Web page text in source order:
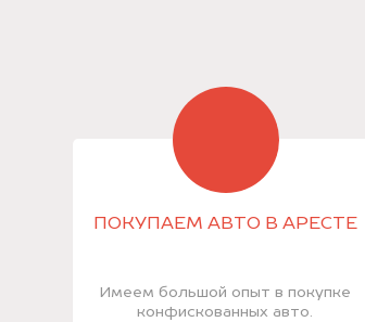
ПОКУПАЕМ АВТО В АРЕСТЕ
Имеем большой опыт в покупке
конфискованных авто.